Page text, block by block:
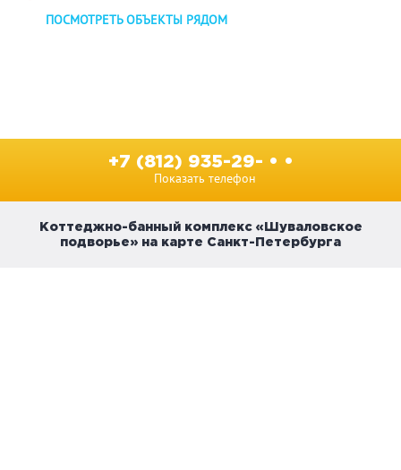
ПОСМОТРЕТЬ ОБЪЕКТЫ РЯДОМ
+7 (812) 935-29- • •
Показать телефон
Коттеджно-банный комплекс «Шуваловское
подворье» на карте Санкт-Петербурга